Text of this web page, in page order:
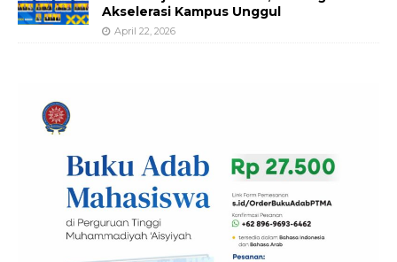
Akselerasi Kampus Unggul
April 22, 2026